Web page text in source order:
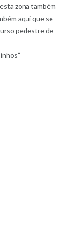
zona também
aqui que se
pedestre de